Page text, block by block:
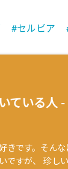
セルビア
ている人 -
きです。そん
ですが、 珍し